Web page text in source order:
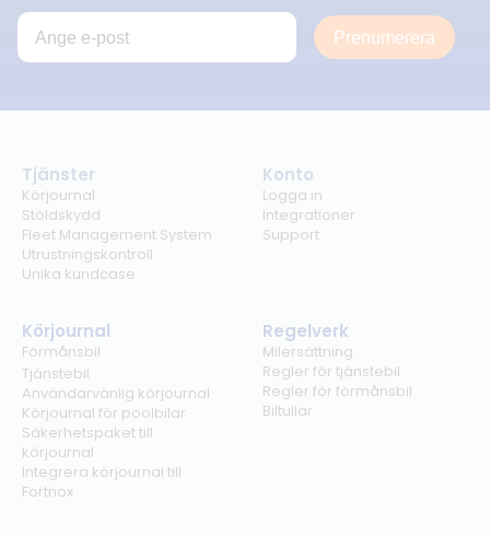
Prenumerera
Tjänster
Körjournal
Stöldskydd
Fleet Management System
Utrustningskontroll
Unika kundcase
Konto
Logga in
Integrationer
Support
Körjournal
Förmånsbil
Tjänstebil
Användarvänlig körjournal
Körjournal för poolbilar
Säkerhetspaket till
körjournal
Integrera körjournal till
Fortnox
Regelverk
Milersättning
Regler för tjänstebil
Regler för förmånsbil
Biltullar